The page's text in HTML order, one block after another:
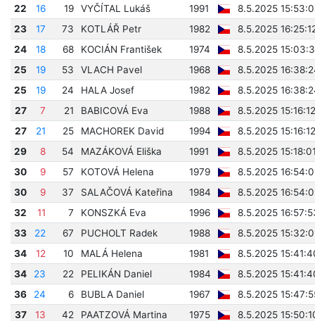
22
16 19 VYČÍTAL Lukáš 1991
8.5.2025
23
17 73 KOTLÁŘ Petr 1982
8.5.2025
24
18 68 KOCIÁN František 1974
8.5.2025
25
19 53 VLACH Pavel 1968
8.5.2025
25
19 24 HALA Josef 1982
8.5.2025
27
7 21 BABICOVÁ Eva 1988
8.5.2025 15:16:12
27
21 25 MACHOREK David 1994
8.5.2025 15:16:12
29
8 54 MAZÁKOVÁ Eliška 1991
8.5.2025
30
9 57 KOTOVÁ Helena 1979
8.5.2025
30
9 37 SALAČOVÁ Kateřina 1984
8.5.2025
32
11 7 KONSZKÁ Eva 1996
8.5.2025
33
22 67 PUCHOLT Radek 1988
8.5.2025
34
12 10 MALÁ Helena 1981
8.5.2025
34
23 22 PELIKÁN Daniel 1984
8.5.2025
36
24 6 BUBLA Daniel 1967
8.5.2025
37
13 42 PAATZOVÁ Martina 1975
8.5.2025